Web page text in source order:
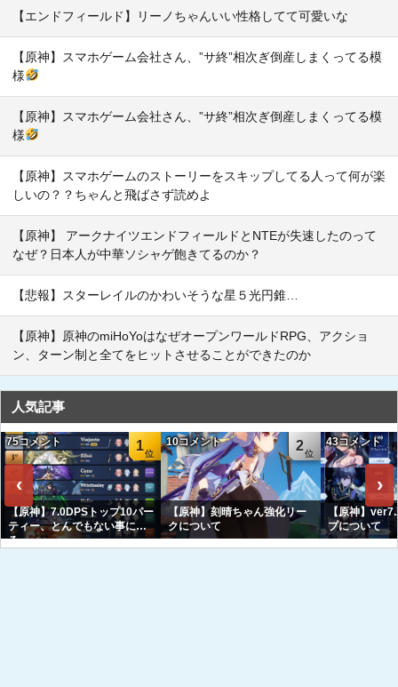
【エンドフィールド】リーノちゃんいい性格してて可愛いな
【原神】スマホゲーム会社さん、”サ終”相次ぎ倒産しまくってる模
様
【原神】スマホゲーム会社さん、”サ終”相次ぎ倒産しまくってる模
様
【原神】スマホゲームのストーリーをスキップしてる人って何が楽
しいの？？ちゃんと飛ばさず読めよ
【原神】 アークナイツエンドフィールドとNTEが失速したのって
なぜ？日本人が中華ソシャゲ飽きてるのか？
【悲報】スターレイルのかわいそうな星５光円錐…
【原神】原神のmiHoYoはなぜオープンワールドRPG、アクショ
ン、ターン制と全てをヒットさせることができたのか
人気記事
‹
1
75コメント
【原神】7.0DPSトップ10パー
ティー、とんでもない事にな
る
2
10コメント
【原神】刻晴ちゃん強化リー
クについて
43コメント
【原神】
プについて
›